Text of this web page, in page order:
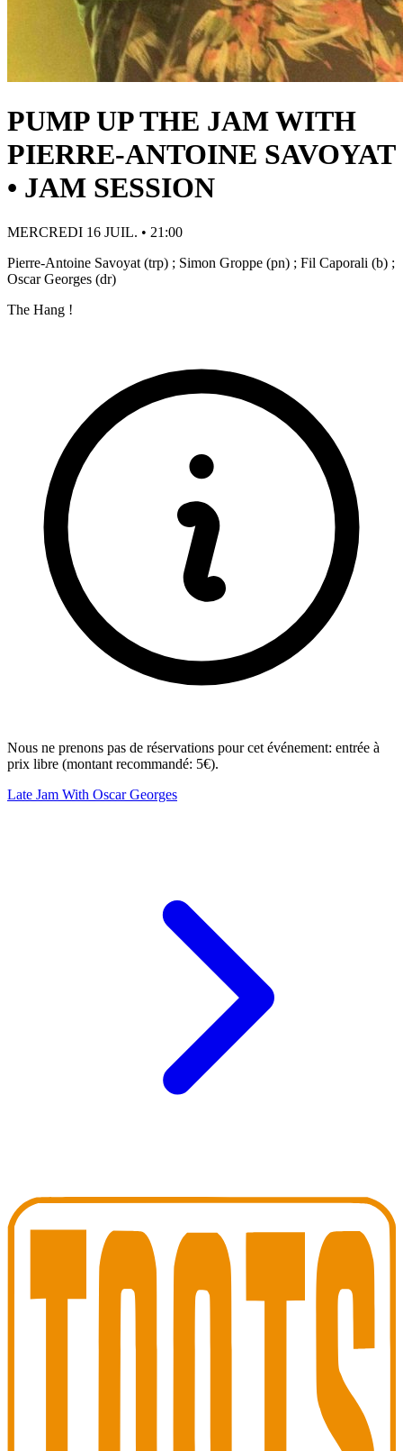
PUMP UP THE JAM WITH
PIERRE-ANTOINE SAVOYAT
• JAM SESSION
MERCREDI 16 JUIL. • 21:00
Pierre-Antoine Savoyat (trp) ; Simon Groppe (pn) ; Fil Caporali (b) ;
Oscar Georges (dr)
The Hang !
Nous ne prenons pas de réservations pour cet événement: entrée à
prix libre (montant recommandé: 5€).
Late Jam With Oscar Georges